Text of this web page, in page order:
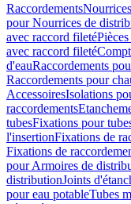
Raccordements
pour Nourrices de
avec raccord fileté
avec raccord fileté
d'eauRaccordements
Raccordements pour
AccessoiresIsolations
raccordements
tubesFixations pour
l'insertionFixations de
Fixations de
pour Armoires de
distributionJoints
pour eau potableTubes